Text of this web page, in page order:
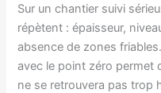
Sur un chantier suivi
répètent : épaisseur,
absence de zones
avec le point zéro permet
ne se retrouvera pas trop